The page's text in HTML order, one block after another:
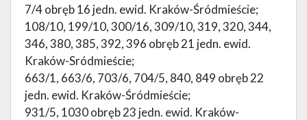
7/4 obręb 16 jedn. ewid. Kraków-Śródmieście;
108/10, 199/10, 300/16, 309/10, 319, 320, 344,
346, 380, 385, 392, 396 obręb 21 jedn. ewid.
Kraków-Sródmieście;
663/1, 663/6, 703/6, 704/5, 840, 849 obręb 22
jedn. ewid. Kraków-Śródmieście;
931/5, 1030 obręb 23 jedn. ewid. Kraków-